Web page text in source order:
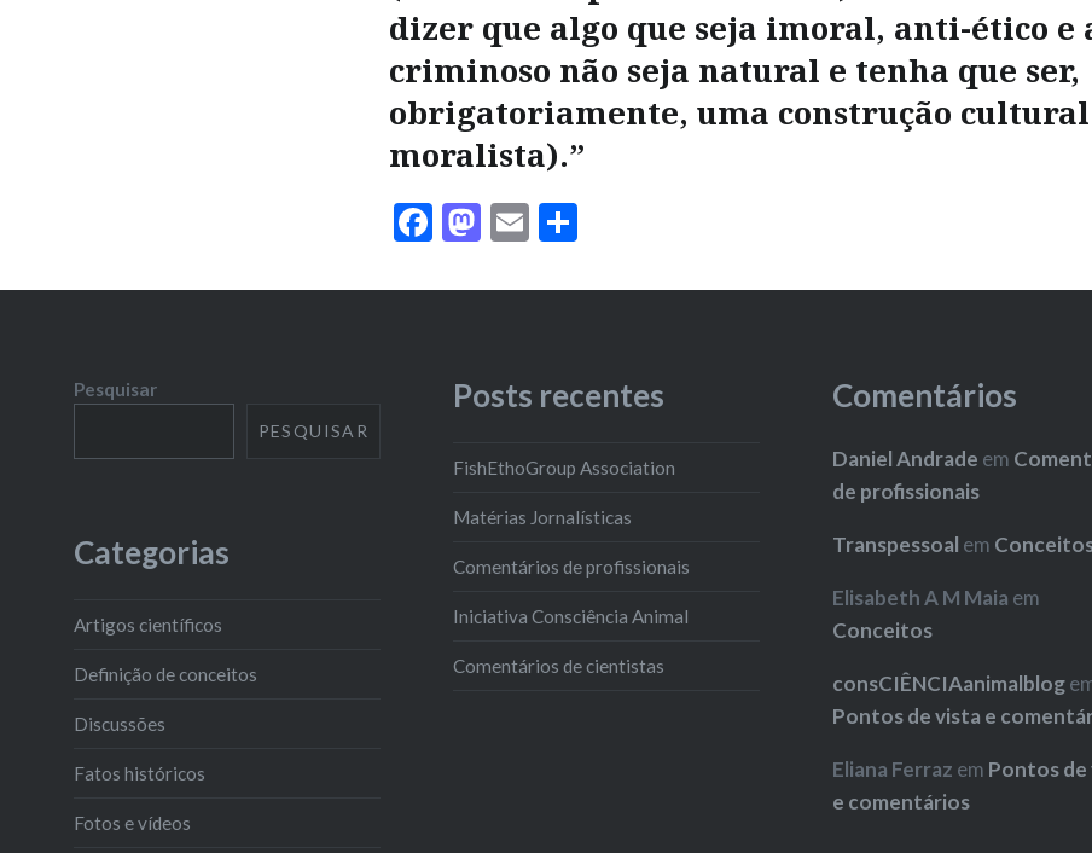
dizer que algo que seja imoral, anti-ético e
criminoso não seja natural e tenha que ser,
obrigatoriamente, uma construção
moralista).”
Facebook
Mastodon
Email
Pesquisar
PESQUISAR
Posts recentes
FishEthoGroup Association
Matérias Jornalísticas
Comentários de profissionais
Iniciativa Consciência Animal
Comentários de cientistas
Comentários
Daniel Andrade em
de profissionais
Transpessoal em
Elisabeth A M Maia em
Conceitos
consCIÊNCIAanimalblog
Pontos de vista e
Eliana Ferraz em Pontos de
e comentários
Categorias
Artigos científicos
Definição de conceitos
Discussões
Fatos históricos
Fotos e vídeos